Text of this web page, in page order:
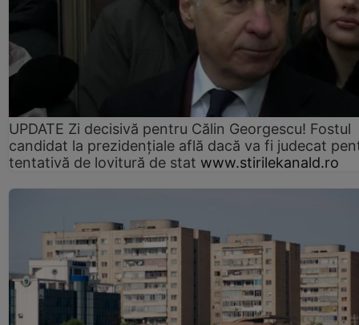
UPDATE Zi decisivă pentru Călin Georgescu! Fostul
candidat la prezidențiale află dacă va fi judecat
tentativă de lovitură de stat www.stirilekanald.ro